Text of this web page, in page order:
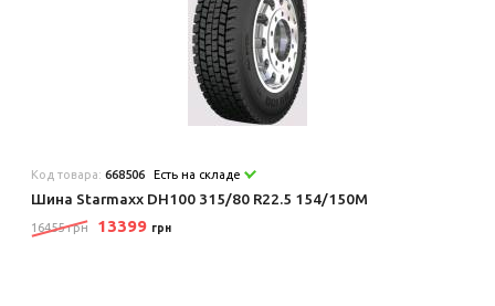
Код товара:668506 Есть на складе
Шина Starmaxx DH100 315/80 R22.5 154/150M
16455 грн 13399 грн